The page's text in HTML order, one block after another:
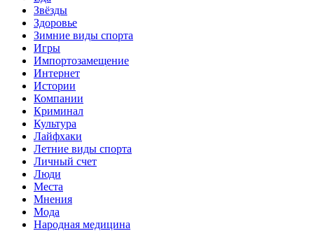
Звёзды
Здоровье
Зимние виды спорта
Игры
Импортозамещение
Интернет
Истории
Компании
Криминал
Культура
Лайфхаки
Летние виды спорта
Личный счет
Люди
Места
Мнения
Мода
Народная медицина